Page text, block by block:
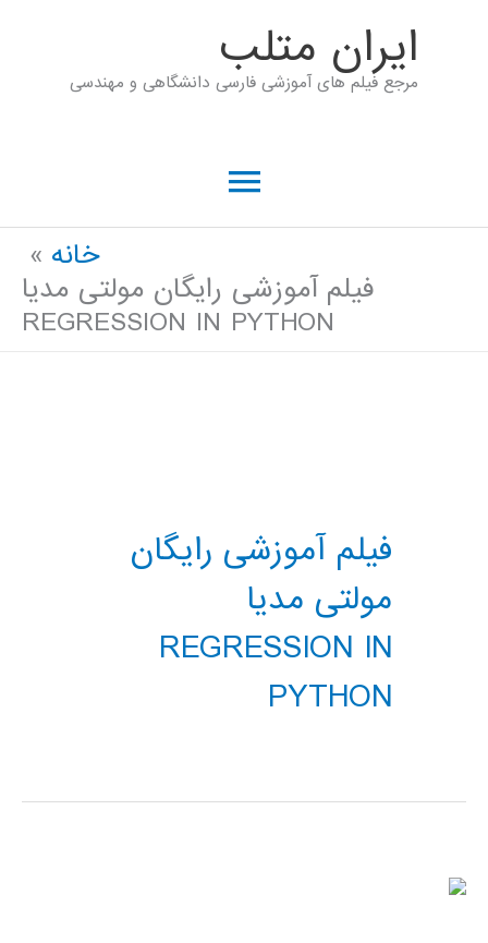
ايران متلب
مرجع فیلم های آموزشی فارسی دانشگاهی و مهندسی
فهرست
خانه
فیلم آموزشی رایگان مولتی مدیا
REGRESSION IN PYTHON
فیلم آموزشی رایگان
مولتی مدیا
REGRESSION IN
PYTHON